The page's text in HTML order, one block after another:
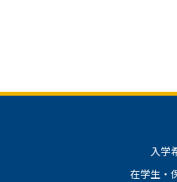
入学
在学生・